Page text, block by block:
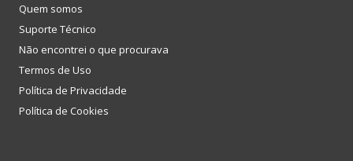
Quem somos
Suporte Técnico
Não encontrei o que procurava
Termos de Uso
Política de Privacidade
Política de Cookies